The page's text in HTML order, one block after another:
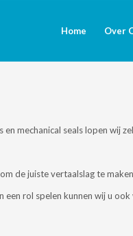
Home Over
mechanical seals lopen wij
de juiste vertaalslag te
rol spelen kunnen wij u ook